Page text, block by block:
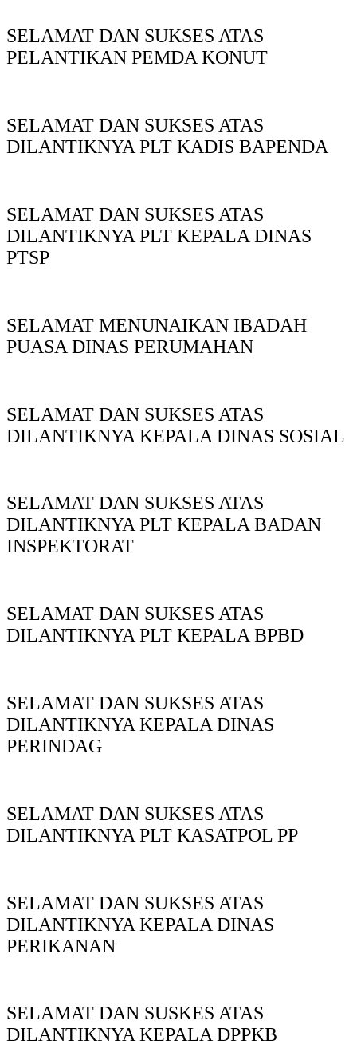
SELAMAT DAN SUKSES ATAS
PELANTIKAN PEMDA KONUT
SELAMAT DAN SUKSES ATAS
DILANTIKNYA PLT KADIS BAPENDA
SELAMAT DAN SUKSES ATAS
DILANTIKNYA PLT KEPALA DINAS
PTSP
SELAMAT MENUNAIKAN IBADAH
PUASA DINAS PERUMAHAN
SELAMAT DAN SUKSES ATAS
DILANTIKNYA KEPALA DINAS SOSIAL
SELAMAT DAN SUKSES ATAS
DILANTIKNYA PLT KEPALA BADAN
INSPEKTORAT
SELAMAT DAN SUKSES ATAS
DILANTIKNYA PLT KEPALA BPBD
SELAMAT DAN SUKSES ATAS
DILANTIKNYA KEPALA DINAS
PERINDAG
SELAMAT DAN SUKSES ATAS
DILANTIKNYA PLT KASATPOL PP
SELAMAT DAN SUKSES ATAS
DILANTIKNYA KEPALA DINAS
PERIKANAN
SELAMAT DAN SUSKES ATAS
DILANTIKNYA KEPALA DPPKB